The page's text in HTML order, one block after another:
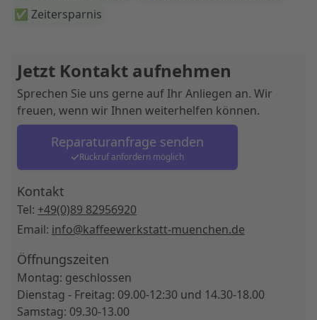
✅ Zeitersparnis
Jetzt Kontakt aufnehmen
Sprechen Sie uns gerne auf Ihr Anliegen an. Wir
freuen, wenn wir Ihnen weiterhelfen können.
Reparaturanfrage senden
Rückruf anfordern möglich
Kontakt
Tel: +49(0)89 82956920
Email: info@kaffeewerkstatt-muenchen.de
Öffnungszeiten
Montag: geschlossen
Dienstag - Freitag: 09.00-12:30 und 14.30-18.00
Samstag: 09.30-13.00